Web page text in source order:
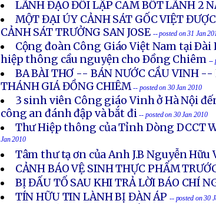
LÃNH ĐẠO ĐỐI LẬP CAM BỐT LÃNH 2
MỘT ĐẠI ÚY CẢNH SÁT GỐC VIỆT
CẢNH SÁT TRƯỞNG SAN JOSE -- posted on 31 Jan
Cộng đoàn Công Giáo Việt Nam tại
hiệp thông cầu nguyện cho Ðồng Chiêm --
BA BÀI THƠ -- BÁN NƯỚC CẦU VINH
THÁNH GIÁ ĐỒNG CHIÊM-- posted on 30 Jan 2010
3 sinh viên Công giáo Vinh ở Hà Nội
công an đánh đập và bắt đi-- posted on 30 Jan 2010
Thư Hiệp thông của Tỉnh Dòng DCCT
Jan 2010
Tâm thư tạ ơn của Anh J.B Nguyễn
CẢNH BÁO VỆ SINH THỰC PHẨM
BỊ ĐẤU TỐ SAU KHI TRẢ LỜI BÁO CHÍ
TÍN HỮU TIN LÀNH BỊ ĐÀN ÁP -- posted on 30